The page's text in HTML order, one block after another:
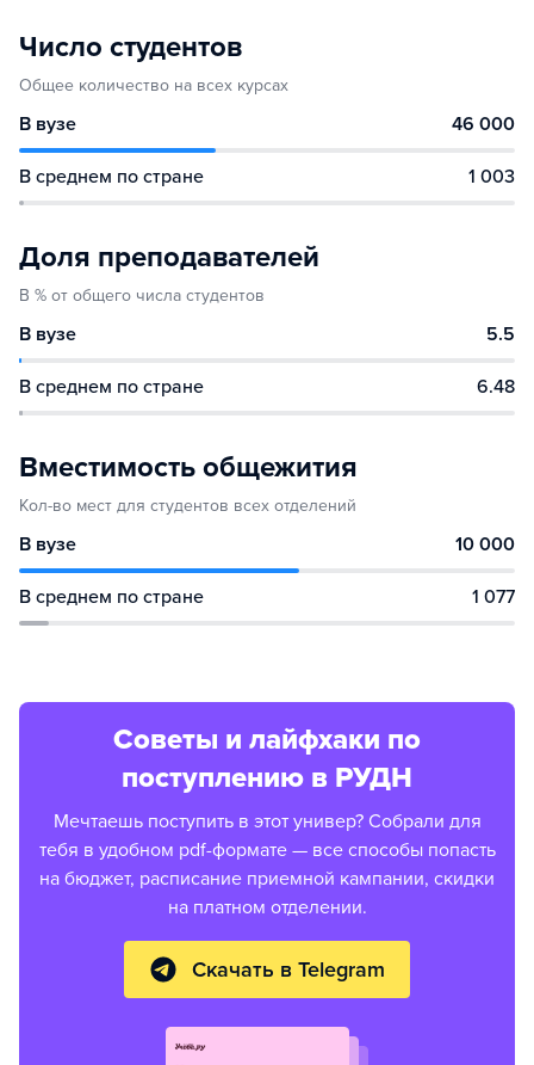
Число студентов
Общее количество на всех курсах
В вузе 46 000
В среднем по стране 1 003
Доля преподавателей
В % от общего числа студентов
В вузе 5.5
В среднем по стране 6.48
Вместимость общежития
Кол-во мест для студентов всех отделений
В вузе 10 000
В среднем по стране 1 077
Советы и лайфхаки по
поступлению в РУДН
Мечтаешь поступить в этот универ? Собрали для
тебя в удобном pdf-формате — все способы попасть
на бюджет, расписание приемной кампании, скидки
на платном отделении.
Скачать в Telegram